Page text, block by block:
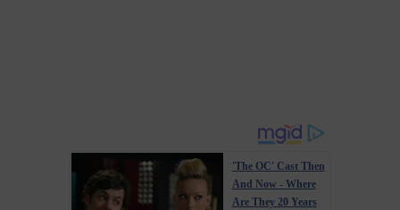
'The OC' Cast Then
And Now - Where
Are They 20 Years